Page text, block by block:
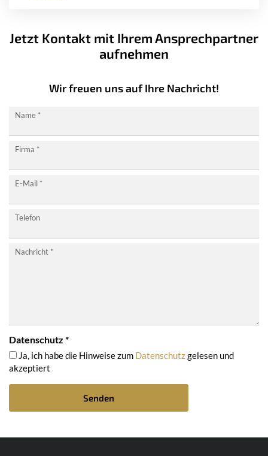
Jetzt Kontakt mit Ihrem Ansprechpartner
aufnehmen
Wir freuen uns auf Ihre Nachricht!
Kontaktformular
neu
Name *
Firma *
E-Mail *
Telefon
Nachricht *
Datenschutz *
Ja, ich habe die Hinweise zum Datenschutzgelesen und
akzeptiert
Senden